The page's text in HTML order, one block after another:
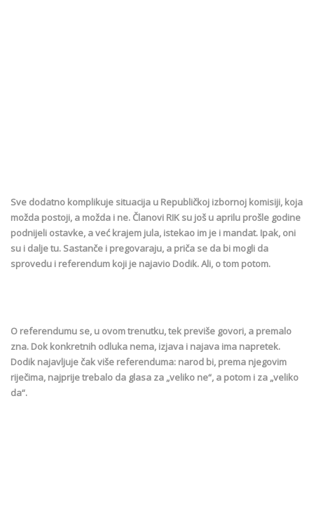
Sve dodatno komplikuje situacija u Republičkoj izbornoj komisiji, koja
možda postoji, a možda i ne. Članovi RIK su još u aprilu prošle godine
podnijeli ostavke, a već krajem jula, istekao im je i mandat. Ipak, oni
su i dalje tu. Sastanče i pregovaraju, a priča se da bi mogli da
sprovedu i referendum koji je najavio Dodik. Ali, o tom potom.
O referendumu se, u ovom trenutku, tek previše govori, a premalo
zna. Dok konkretnih odluka nema, izjava i najava ima napretek.
Dodik najavljuje čak više referenduma: narod bi, prema njegovim
riječima, najprije trebalo da glasa za „veliko ne“, a potom i za „veliko
da“.